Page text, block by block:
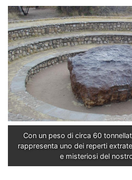
Con un peso di circa 60
rappresenta uno dei reperti
e misteriosi del